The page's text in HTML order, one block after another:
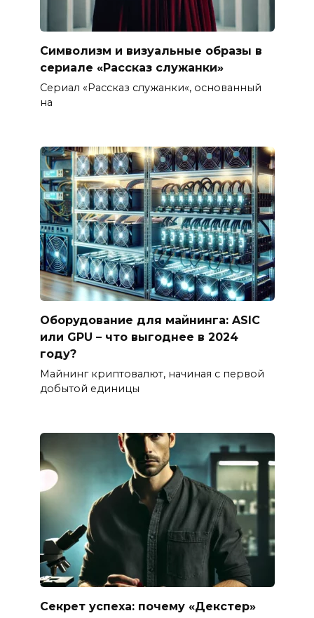
Символизм и визуальные образы в
сериале «Рассказ служанки»
Сериал «Рассказ служанки«, основанный
на
Оборудование для майнинга: ASIC
или GPU – что выгоднее в 2024
году?
Майнинг криптовалют, начиная с первой
добытой единицы
Секрет успеха: почему «Декстер»